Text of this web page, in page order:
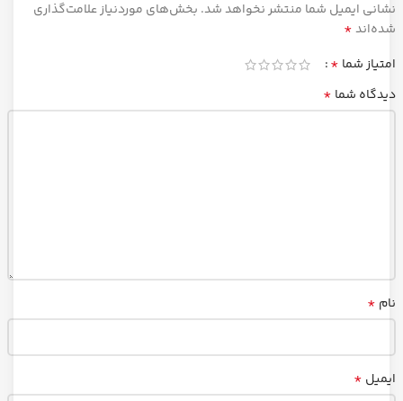
نشانی ایمیل شما منتشر نخواهد شد. بخش‌های موردنیاز علامت‌گذاری
شده‌اند*
امتیاز شما *
دیدگاه شما *
نام *
ایمیل *